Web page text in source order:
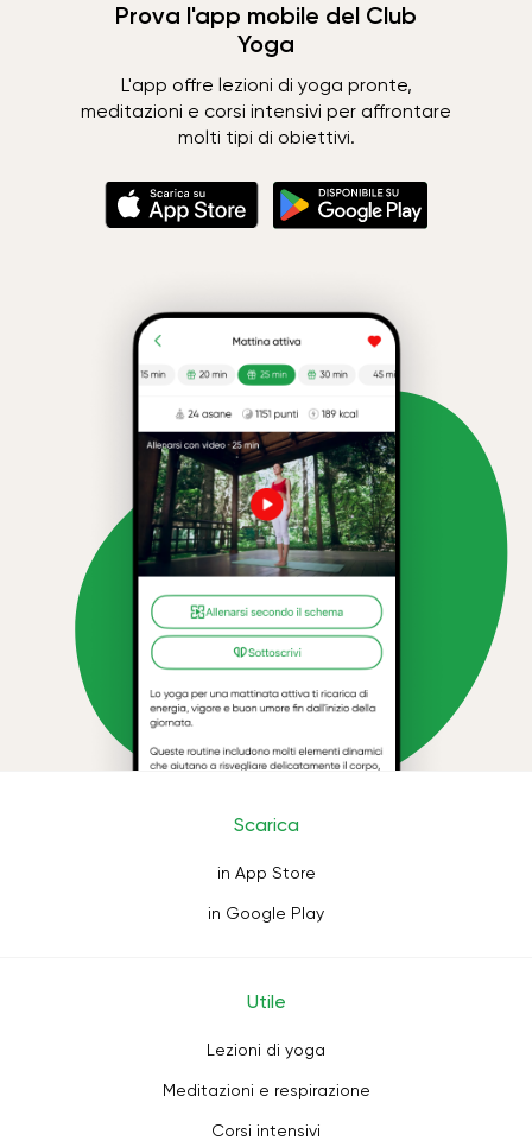
Prova l'app mobile del Club
Yoga
L'app offre lezioni di yoga pronte,
meditazioni e corsi intensivi per affrontare
molti tipi di obiettivi.
Scarica
in App Store
in Google Play
Utile
Lezioni di yoga
Meditazioni e respirazione
Corsi intensivi